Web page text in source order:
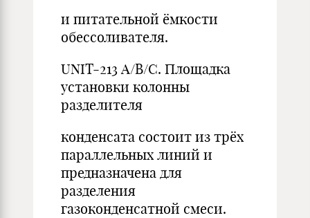
и питательной ёмкости
обессоливателя.
UNIT-213 А/В/С. Площадка
установки колонны
разделителя
конденсата состоит из трёх
параллельных линий и
предназначена для
разделения
газоконденсатной смеси.